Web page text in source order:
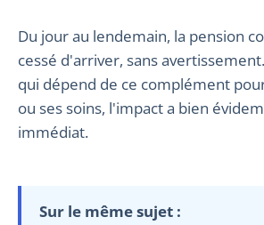
Du jour au lendemain, la pension
cessé d'arriver, sans
qui dépend de ce complément
ou ses soins, l'impact a bien
immédiat.
Sur le même sujet :